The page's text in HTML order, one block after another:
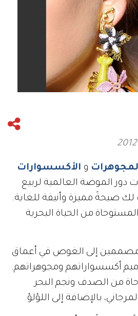
و الأكسسوارات
دور الموضة العالمية لربيع
لك صيحةً مميزة وأنيقة للغاية.
من الحياة البحرية
إلى الغوص في أعماق
أكسسواراتهم ومجوهراتهم.
من الصدف ونجم البحر
بالإضافة إلى اللؤلؤ.